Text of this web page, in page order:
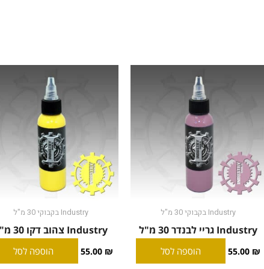
Industry בקבוקי 30 מ"ל
Industry גריי לבנדר 30 מ"ל
55.00 ₪ הוספה לסל
Industry בקבוקי 30 מ"ל
Industry צהוב דקו 30 מ"ל
55.00 ₪ הוספה לסל